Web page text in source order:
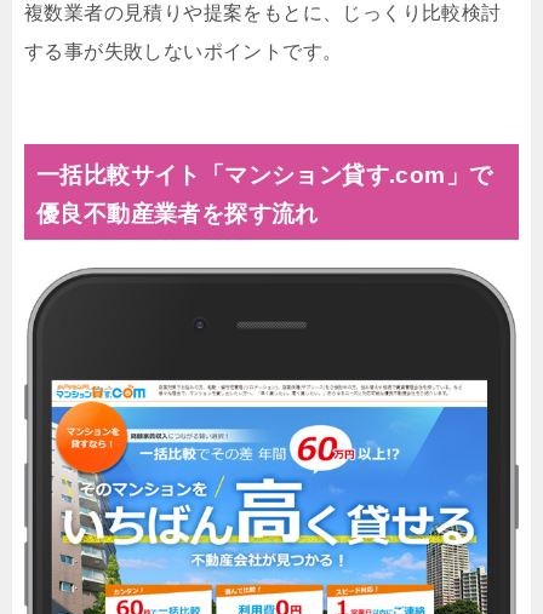
複数業者の見積りや提案をもとに、じっくり比較検討
する事が失敗しないポイントです。
一括比較サイト「マンション貸す.com」で
優良不動産業者を探す流れ